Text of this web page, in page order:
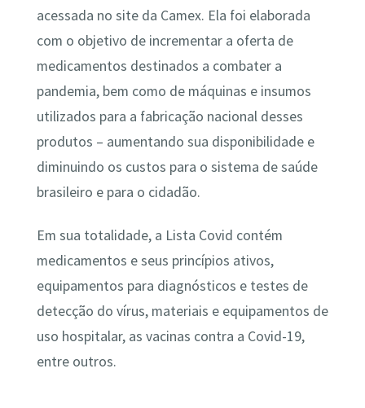
acessada no site da Camex. Ela foi elaborada
com o objetivo de incrementar a oferta de
medicamentos destinados a combater a
pandemia, bem como de máquinas e insumos
utilizados para a fabricação nacional desses
produtos – aumentando sua disponibilidade e
diminuindo os custos para o sistema de saúde
brasileiro e para o cidadão.
Em sua totalidade, a Lista Covid contém
medicamentos e seus princípios ativos,
equipamentos para diagnósticos e testes de
detecção do vírus, materiais e equipamentos de
uso hospitalar, as vacinas contra a Covid-19,
entre outros.